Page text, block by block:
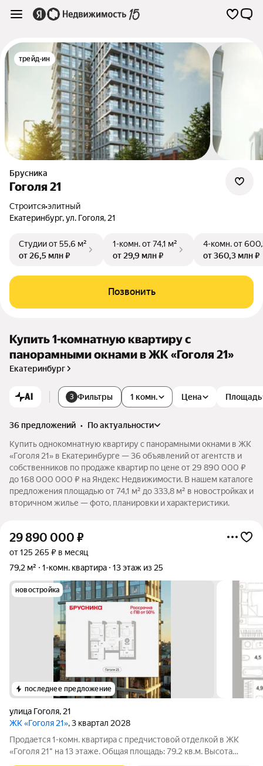
трейд-ин
Брусника
Гоголя 21
Строится•элитный
Екатеринбург,ул. Гоголя, 21
Студииот 55,6 м²
от 26,5 млн ₽
1-комн.от 74,1 м²
от 29,9 млн ₽
4-комн.от
от 360,3 млн ₽
Позвонить
Купить 1-комнатную квартиру с
панорамными окнами в ЖК «Гоголя 21»
Екатеринбург
AI 3 Фильтры 1 комн. Цена Площадь
36 предложений •
по актуальности
Купить однокомнатную квартиру с панорамными окнами в ЖК
«Гоголя 21» в Екатеринбурге — 36 объявлений от агентств и
собственников по продаже квартир по цене от 29 890 000 ₽
до 168 000 000 ₽ на Яндекс Недвижимости. В нашем каталоге
предложения площадью от 74,1 м² до 333,8 м² в новостройках и
вторичном жилье — фото, планировки и характеристики.
29 890 000 ₽
от 125 265 ₽ в месяц
79,2 м²
1-комн. квартира 13 этаж из 25
новостройка
последнее предложение
улица Гоголя, 21
ЖК «Гоголя 21», 3 квартал 2028
Продается 1-комн. квартира с предчистовой отделкой в ЖК
«Гоголя 21" на 13 этаже. Общая площадь: 79.2 кв.м. Высота